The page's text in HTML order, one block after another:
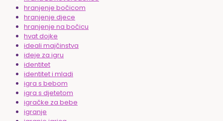
hranjenje bočicom
hranjenje djece
hranjenje na bočicu
hvat dojke
ideali majčinstva
ideje za igru
identitet
identitet i mladi
igra s bebom
igra s djetetom
igračke za bebe
igranje